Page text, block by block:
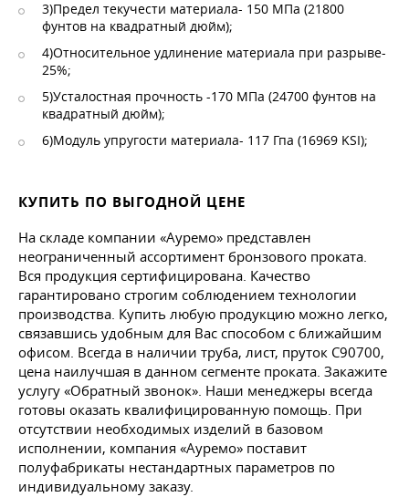
3)Предел текучести материала- 150 МПа (21800
фунтов на квадратный дюйм);
4)Относительное удлинение материала при разрыве-
25%;
5)Усталостная прочность -170 МПа (24700 фунтов на
квадратный дюйм);
6)Модуль упругости материала- 117 Гпа (16969 KSI);
КУПИТЬ ПО ВЫГОДНОЙ ЦЕНЕ
На складе компании «Ауремо» представлен
неограниченный ассортимент бронзового проката.
Вся продукция сертифицирована. Качество
гарантировано строгим соблюдением технологии
производства. Купить любую продукцию можно легко,
связавшись удобным для Вас способом с ближайшим
офисом. Всегда в наличии труба, лист, пруток С90700,
цена наилучшая в данном сегменте проката. Закажите
услугу «Обратный звонок». Наши менеджеры всегда
готовы оказать квалифицированную помощь. При
отсутствии необходимых изделий в базовом
исполнении, компания «Ауремо» поставит
полуфабрикаты нестандартных параметров по
индивидуальному заказу.